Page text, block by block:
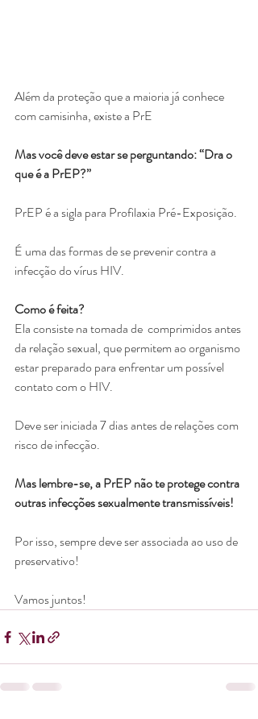
Além da proteção que a maioria já conhece
com camisinha, existe a PrE
Mas você deve estar se perguntando: “Dra o
que é a PrEP?”
PrEP é a sigla para Profilaxia Pré-Exposição.
É uma das formas de se prevenir contra a
infecção do vírus HIV.
Como é feita?
Ela consiste na tomada de  comprimidos antes
da relação sexual, que permitem ao organismo
estar preparado para enfrentar um possível
contato com o HIV.
Deve ser iniciada 7 dias antes de relações com
risco de infecção.
Mas lembre-se, a PrEP não te protege contra
outras infecções sexualmente transmissíveis!
Por isso, sempre deve ser associada ao uso de
preservativo!
Vamos juntos!